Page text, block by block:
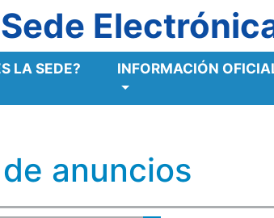
Sede
LA SEDE? INFORMACIÓN
anuncios